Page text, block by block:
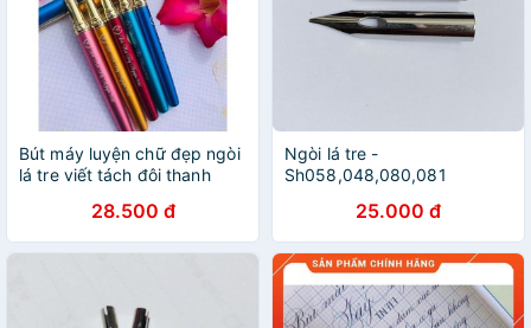
Bút máy luyện chữ đẹp ngòi
lá tre viết tách đôi thanh
28.500 đ
Ngòi lá tre -
Sh058,048,080,081
25.000 đ